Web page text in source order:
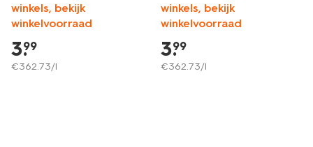
winkels, bekijk
winkelvoorraad
3.
99
€362.73/l
winkels, bekijk
winkelvoorraad
3.
99
€362.73/l